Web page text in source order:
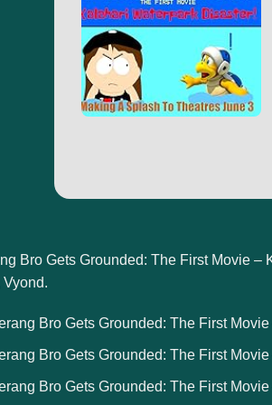
Bro Gets Grounded: The First Movie
Vyond.
Bro Gets Grounded: The First
Bro Gets Grounded: The First
Bro Gets Grounded: The First